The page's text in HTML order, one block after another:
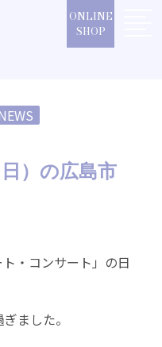
ONLINE
SHOP
）の広島市
・コンサート」の日
ました。